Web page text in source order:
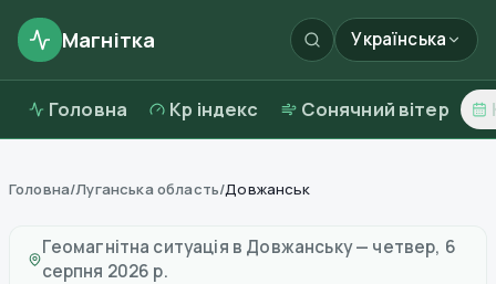
Магнітка Українська
Головна Kp індекс Сонячний вітер
Головна/Луганська область/Довжанськ
Геомагнітна ситуація в Довжанську— четвер, 6
серпня 2026 р.